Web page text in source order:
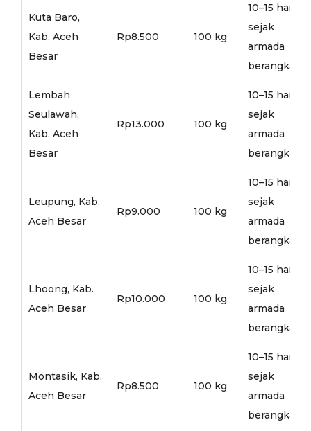
Kuta Baro,
Kab. Aceh
Besar
Rp8.500 100 kg
10–15 hari
sejak
armada
berangkat
Lembah
Seulawah,
Kab. Aceh
Besar
Rp13.000 100 kg
10–15 hari
sejak
armada
berangkat
Leupung, Kab.
Aceh Besar
Rp9.000 100 kg
10–15 hari
sejak
armada
berangkat
Lhoong, Kab.
Aceh Besar
Rp10.000 100 kg
10–15 hari
sejak
armada
berangkat
Montasik, Kab.
Aceh Besar
Rp8.500 100 kg
10–15 hari
sejak
armada
berangkat